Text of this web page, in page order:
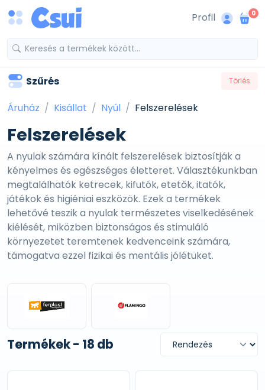
Profil 0
Szűrés Törlés
Áruház Kisállat Nyúl Felszerelések
Felszerelések
A nyulak számára kínált felszerelések biztosítják a
kényelmes és egészséges életteret. Választékunkban
megtalálhatók ketrecek, kifutók, etetők, itatók,
játékok és higiéniai eszközök. Ezek a termékek
lehetővé teszik a nyulak természetes viselkedésének
kiélését, miközben biztonságos és stimuláló
környezetet teremtenek kedvenceink számára,
támogatva ezzel fizikai és mentális jólétüket.
Termékek - 18 db